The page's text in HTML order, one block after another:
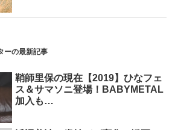
ーの最新記事
鞘師里保の現在【2019】ひなフェ
ス＆サマソニ登場！BABYMETAL
加入も…